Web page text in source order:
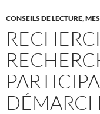
CONSEILS DE LECTURE,